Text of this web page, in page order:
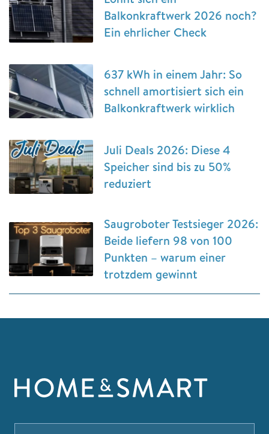
Balkonkraftwerk 2026 noch?
Ein ehrlicher Check
637 kWh in einem Jahr: So
schnell amortisiert sich ein
Balkonkraftwerk wirklich
Juli Deals 2026: Diese 4
Speicher sind bis zu 50%
reduziert
Saugroboter Testsieger 2026:
Beide liefern 98 von 100
Punkten – warum einer
trotzdem gewinnt